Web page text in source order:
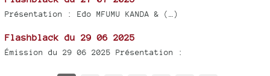
Présentation : Edo MFUMU KANDA & (…)
Flashblack du 29 06 2025
Émission du 29 06 2025 Présentation :